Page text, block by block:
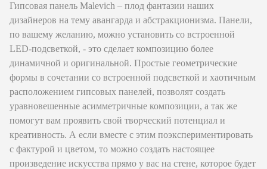
Гипсовая панель Malevich – плод фантазии наших
дизайнеров на тему авангарда и абстракционизма. Панели,
по вашему желанию, можно установить со встроенной
LED-подсветкой, - это сделает композицию более
динамичной и оригинальной. Простые геометрические
формы в сочетании со встроенной подсветкой и хаотичным
расположением гипсовых панелей, позволят создать
уравновешенные асимметричные композиции, а так же
помогут вам проявить свой творческий потенциал и
креативность. А если вместе с этим поэкспериментировать
с фактурой и цветом, то можно создать настоящее
произведение искусства прямо у вас на стене, которое будет